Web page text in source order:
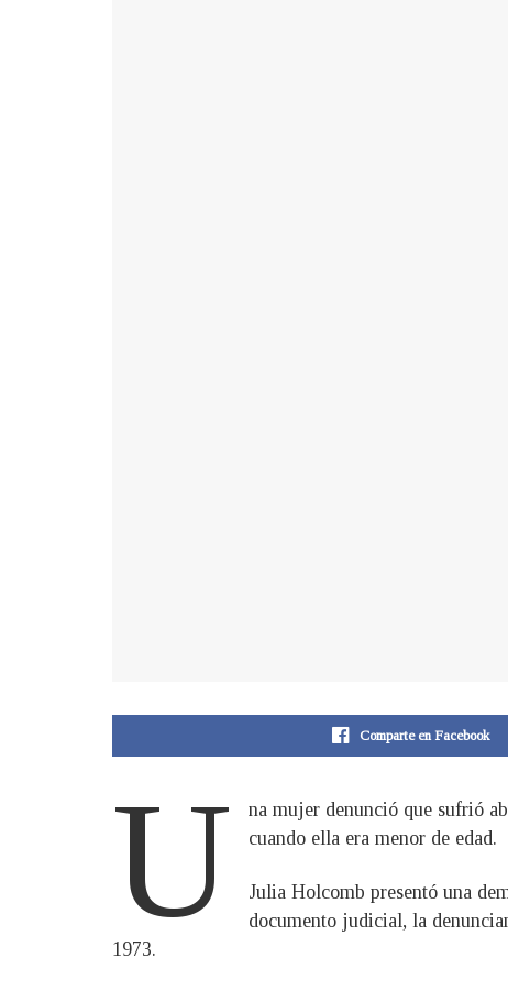
Comparte en Facebook
U
na mujer denunció que sufrió
cuando ella era menor de edad.
Julia Holcomb presentó una
documento judicial, la
1973.